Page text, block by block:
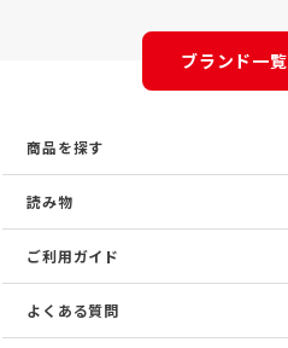
ブランド一
商品を探す
読み物
ご利用ガイド
よくある質問